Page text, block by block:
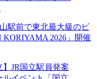
駅前で東北最大級のビ
2026」開催